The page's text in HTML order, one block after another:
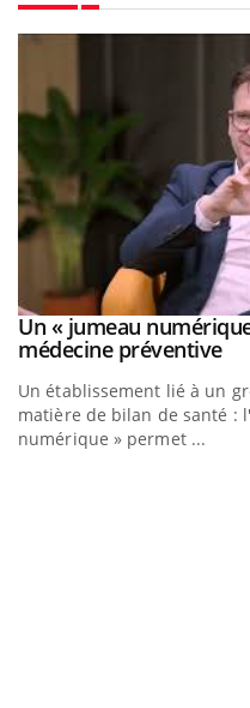
Youtube
Un « jumeau
médecine préventive
Un établissement lié à un
matière de bilan de santé :
numérique » permet ...